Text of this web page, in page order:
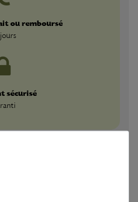
ou remboursé
sécurisé